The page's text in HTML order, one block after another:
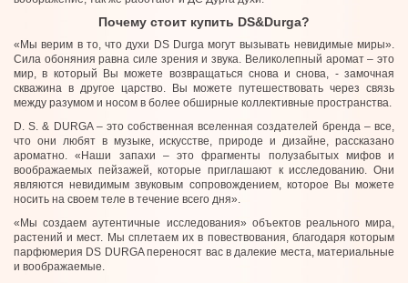
Почему стоит купить DS&Durga?
«Мы верим в то, что духи DS Durga могут вызывать невидимые миры».
Сила обоняния равна силе зрения и звука. Великолепный аромат – это
мир, в который Вы можете возвращаться снова и снова, - замочная
скважина в другое царство. Вы можете путешествовать через связь
между разумом и носом в более обширные коллективные пространства.
D. S. & DURGA – это собственная вселенная создателей бренда – все,
что они любят в музыке, искусстве, природе и дизайне, рассказано
ароматно. «Наши запахи – это фрагменты полузабытых мифов и
воображаемых пейзажей, которые приглашают к исследованию. Они
являются невидимым звуковым сопровождением, которое Вы можете
носить на своем теле в течение всего дня».
«Мы создаем аутентичные исследования» объектов реального мира,
растений и мест. Мы сплетаем их в повествования, благодаря которым
парфюмерия DS DURGA переносят вас в далекие места, материальные
и воображаемые.